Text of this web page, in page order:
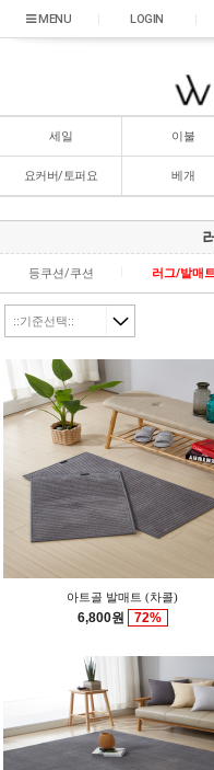
LOGIN
세일 이불
요커버/토퍼요 베개
등쿠션/쿠션 러그/발매
아트골 발매트 (차콜)
6,800원 72%